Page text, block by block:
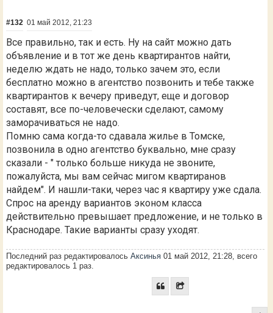
#132 01 май 2012, 21:23
Все правильно, так и есть. Ну на сайт можно дать
объявление и в тот же день квартирантов найти,
неделю ждать не надо, только зачем это, если
бесплатно можно в агентство позвонить и тебе также
квартирантов к вечеру приведут, еще и договор
составят, все по-человечески сделают, самому
заморачиваться не надо.
Помню сама когда-то сдавала жилье в Томске,
позвонила в одно агентство буквально, мне сразу
сказали - " только больше никуда не звоните,
пожалуйста, мы вам сейчас мигом квартиранов
найдем". И нашли-таки, через час я квартиру уже сдала.
Спрос на аренду вариантов эконом класса
действительно превышает предложение, и не только в
Краснодаре. Такие варианты сразу уходят.
Последний раз редактировалось Аксинья 01 май 2012, 21:28, всего
редактировалось 1 раз.